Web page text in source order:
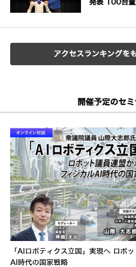
発表 100台量
アクセスランキングを
開催予定のセ
「AIロボティクス立国」実現へ ロボ
AI時代の国家戦略